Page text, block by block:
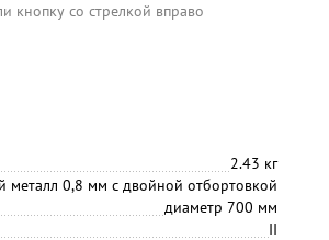
кнопку со стрелкой вправо
2.43 кг
металл 0,8 мм с двойной отбортовкой
диаметр 700 мм
II